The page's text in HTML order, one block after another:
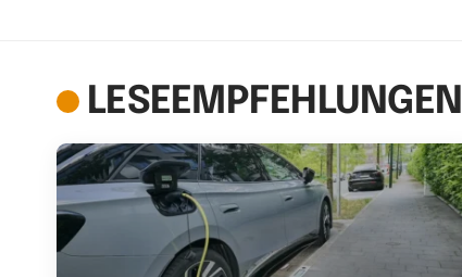
LESEEMPFEHLUNGEN